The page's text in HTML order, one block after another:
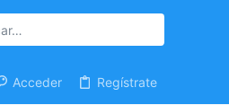
Acceder Regístrate